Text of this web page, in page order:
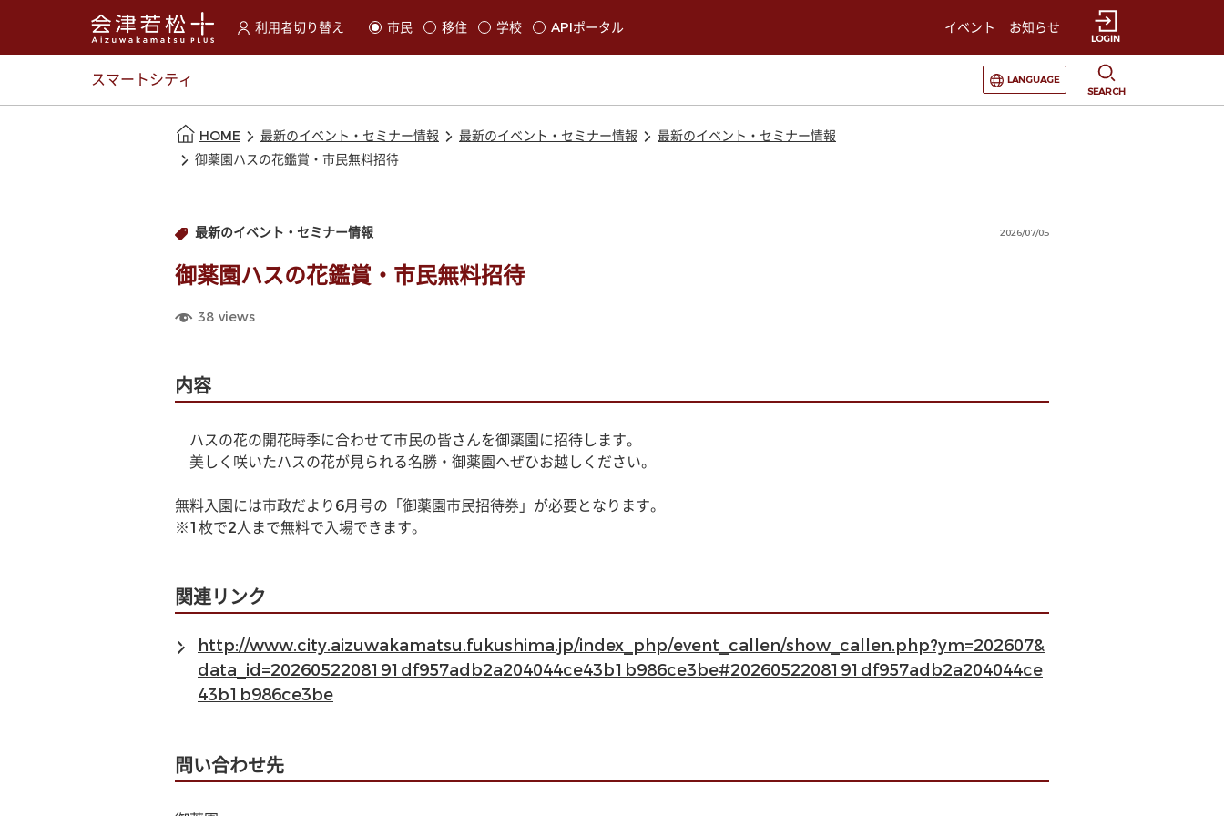
利用者切り替え
選択すると利用者の切替が発生します
市民 移住 学校 APIポータル イベント お知らせ
LOGIN
スマートシティ
選択すると言語の切替が発生します
LANGUAGE
SEARCH
HOME 最新のイベント・セミナー情報 最新のイベント・セミナー情報
最新のイベント・セミナー情報
御薬園ハスの花鑑賞・市民無料招待
最新のイベント・セミナー情報 2026/07/05
御薬園ハスの花鑑賞・市民無料招待
38 views
内容
ハスの花の開花時季に合わせて市民の皆さんを御薬園に招待します。
美しく咲いたハスの花が見られる名勝・御薬園へぜひお越しください。
無料入園には市政だより6月号の「御薬園市民招待券」が必要となります。
※1枚で2人まで無料で入場できます。
関連リンク
http://www.city.aizuwakamatsu.fukushima.jp/index_php/event_callen/show_callen.php?ym=202607&
data_id=2026052208191df957adb2a204044ce43b1b986ce3be#2026052208191df957adb2a204044ce
43b1b986ce3be
問い合わせ先